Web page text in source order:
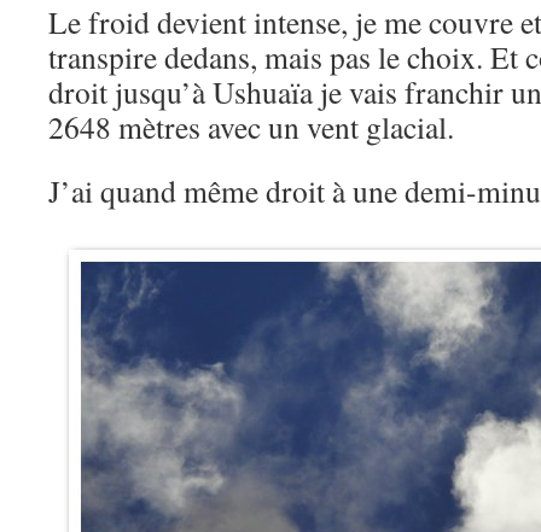
Le froid devient intense, je me couvre
transpire dedans, mais pas le choix. Et
droit jusqu’à Ushuaïa je vais franchir
2648 mètres avec un vent glacial.
J’ai quand même droit à une demi-